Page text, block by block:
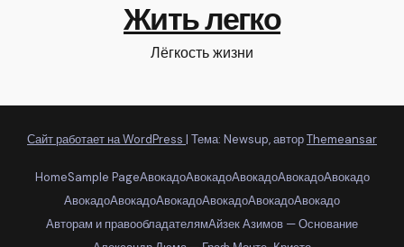
Жить легко
Лёгкость жизни
Сайт работает на WordPress | Тема: Newsup, авторThemeansar
HomeSample PageАвокадоАвокадоАвокадоАвокадоАвокадо
АвокадоАвокадоАвокадоАвокадоАвокадоАвокадо
Авторам и правообладателямАйзек Азимов — Основание